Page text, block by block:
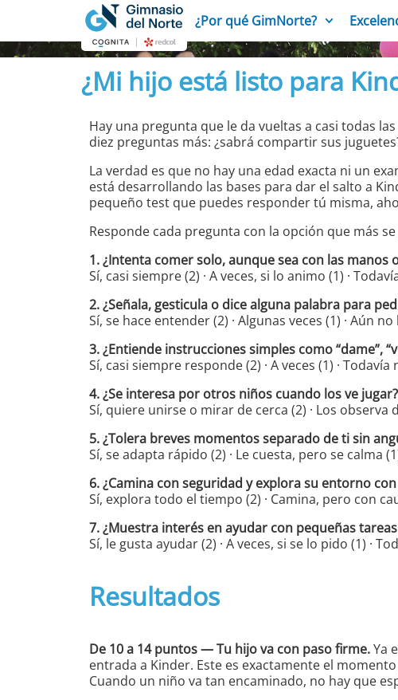
¿Por qué GimNorte?
¿Mi hijo está listo para
Hay una pregunta que le da vueltas a casi todas
diez preguntas más: ¿sabrá compartir sus
La verdad es que no hay una edad exacta ni un
está desarrollando las bases para dar el salto a
pequeño test que puedes responder tú misma,
Responde cada pregunta con la opción que más
1. ¿Intenta comer solo, aunque sea con las manos
Sí, casi siempre (2) · A veces, si lo animo (1) ·
2. ¿Señala, gesticula o dice alguna palabra para
Sí, se hace entender (2) · Algunas veces (1) · Aún
3. ¿Entiende instrucciones simples como “dame”,
Sí, casi siempre responde (2) · A veces (1) · Todavía
4. ¿Se interesa por otros niños cuando los ve jugar?
Sí, quiere unirse o mirar de cerca (2) · Los
5. ¿Tolera breves momentos separado de ti sin
Sí, se adapta rápido (2) · Le cuesta, pero se calma
6. ¿Camina con seguridad y explora su entorno
Sí, explora todo el tiempo (2) · Camina, pero con
7. ¿Muestra interés en ayudar con pequeñas
Sí, le gusta ayudar (2) · A veces, si se lo pido (1) ·
Resultados
De 10 a 14 puntos — Tu hijo va con paso firme.Ya
entrada a Kinder. Este es exactamente el
Cuando un niño va tan encaminado, no hay que